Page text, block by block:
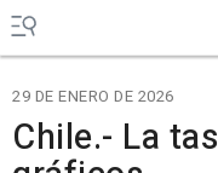
29 DE ENERO DE 2026
Chile.- La